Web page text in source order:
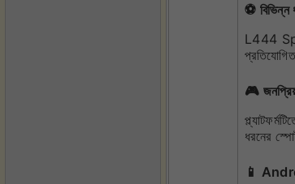
⚽ বিভিন্ন
L444
🎮 জনপ্রিয়
ধরনের
📱